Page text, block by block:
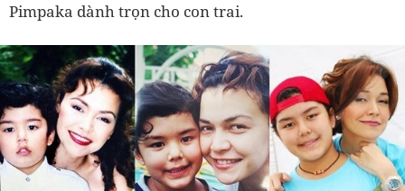
Pimpaka dành trọn cho con trai.